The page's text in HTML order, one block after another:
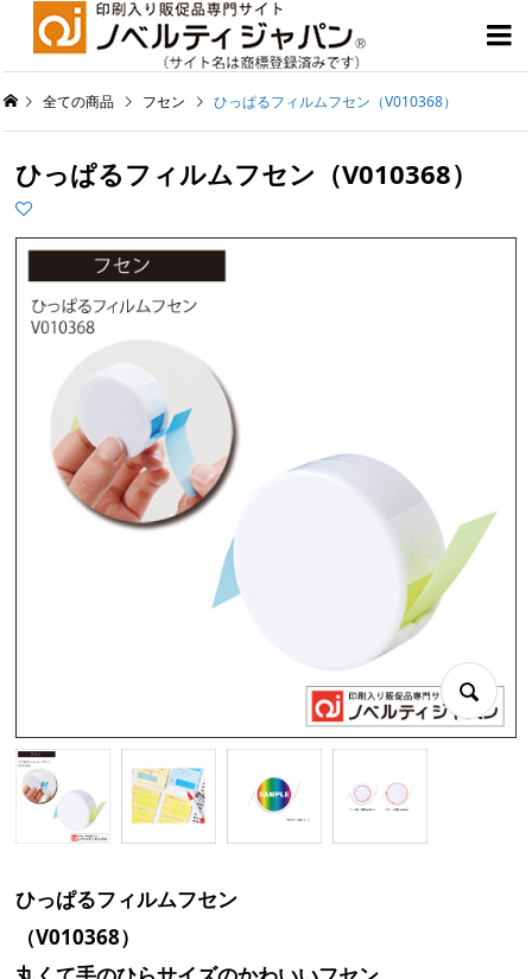

全ての商品 フセン ひっぱるフィルムフセン（V010368）
ひっぱるフィルムフセン（V010368）
ひっぱるフィルムフセン
（V010368）